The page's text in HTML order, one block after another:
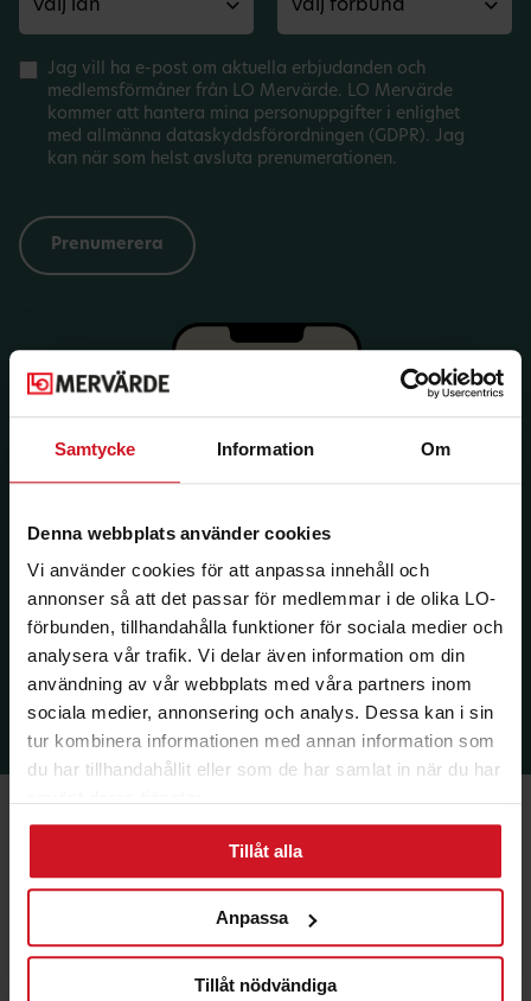
Samtycke Information Om
Denna webbplats använder cookies
Vi använder cookies för att anpassa innehåll och
annonser så att det passar för medlemmar i de olika LO-
förbunden, tillhandahålla funktioner för sociala medier och
analysera vår trafik. Vi delar även information om din
användning av vår webbplats med våra partners inom
sociala medier, annonsering och analys. Dessa kan i sin
tur kombinera informationen med annan information som
du har tillhandahållit eller som de har samlat in när du har
Tillåt alla
Anpassa
Tillåt nödvändiga
Jag vill ha e-post om aktuella erbjudanden och
medlemsförmåner från LO Mervärde. LO Mervärde
kommer att hantera mina personuppgifter i enlighet
med allmänna dataskyddsförordningen (GDPR). Jag
kan när som helst avsluta prenumerationen.
Ekonomi & Försäkring
Hälsa & Fritid